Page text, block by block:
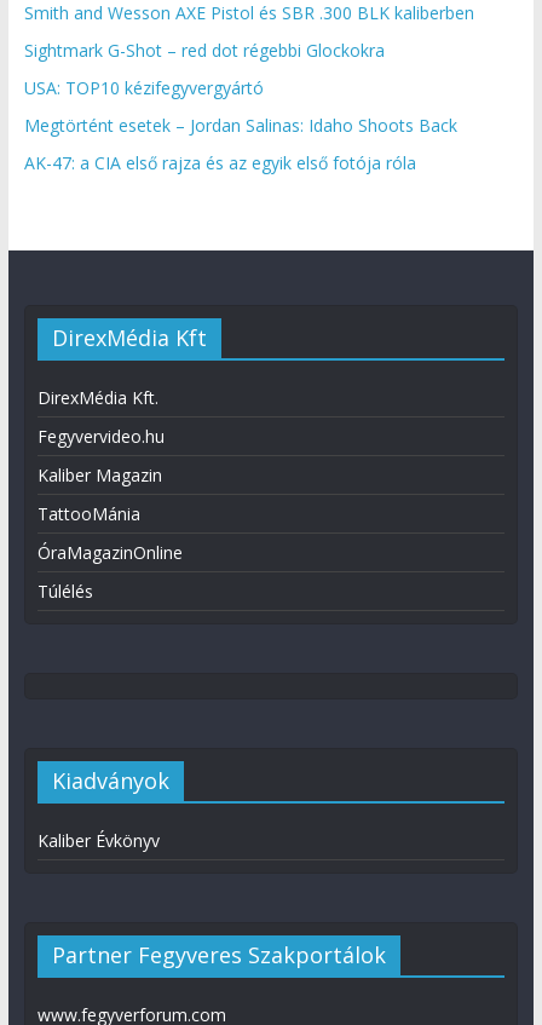
Smith and Wesson AXE Pistol és SBR .300 BLK kaliberben
Sightmark G-Shot – red dot régebbi Glockokra
USA: TOP10 kézifegyvergyártó
Megtörtént esetek – Jordan Salinas: Idaho Shoots Back
AK-47: a CIA első rajza és az egyik első fotója róla
DirexMédia Kft
DirexMédia Kft.
Fegyvervideo.hu
Kaliber Magazin
TattooMánia
ÓraMagazinOnline
Túlélés
Kiadványok
Kaliber Évkönyv
Partner Fegyveres Szakportálok
www.fegyverforum.com